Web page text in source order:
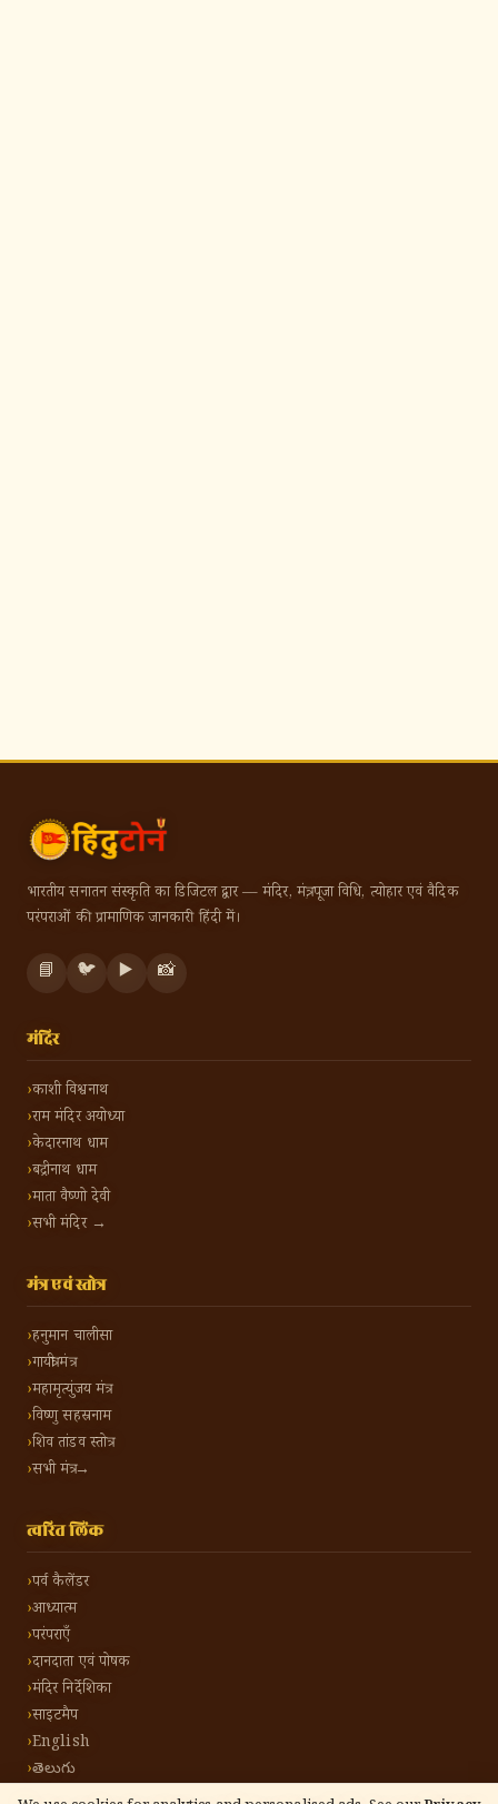
भारतीय सनातन संस्कृति का डिजिटल द्वार — मंदिर, मंत्र, पूजा विधि, त्योहार एवं वैदिक
परंपराओं की प्रामाणिक जानकारी हिंदी में।
📘 🐦 ▶️ 📸
मंदिर
काशी विश्वनाथ
राम मंदिर अयोध्या
केदारनाथ धाम
बद्रीनाथ धाम
माता वैष्णो देवी
सभी मंदिर →
मंत्र एवं स्तोत्र
हनुमान चालीसा
गायत्री मंत्र
महामृत्युंजय मंत्र
विष्णु सहस्रनाम
शिव तांडव स्तोत्र
सभी मंत्र →
त्वरित लिंक
पर्व कैलेंडर
आध्यात्म
परंपराएँ
दानदाता एवं पोषक
मंदिर निर्देशिका
साइटमैप
English
తెలుగు